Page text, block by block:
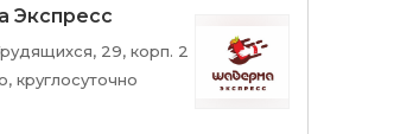
Экспресс
29, корп. 2
круглосуточно